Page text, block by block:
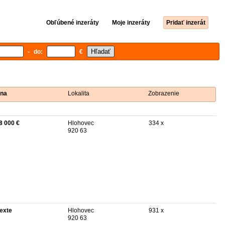
Obľúbené inzeráty Moje inzeráty Pridať inzerát
- do: €
Lokalita Zobrazenie
000 €
Hlohovec
920 63
334 x
Hlohovec
920 63
931 x